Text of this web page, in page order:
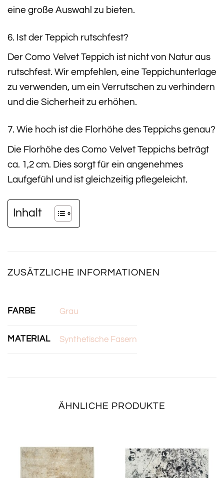
eine große Auswahl zu bieten.
6. Ist der Teppich rutschfest?
Der Como Velvet Teppich ist nicht von Natur aus
rutschfest. Wir empfehlen, eine Teppichunterlage
zu verwenden, um ein Verrutschen zu verhindern
und die Sicherheit zu erhöhen.
7. Wie hoch ist die Florhöhe des Teppichs genau?
Die Florhöhe des Como Velvet Teppichs beträgt
ca. 1,2 cm. Dies sorgt für ein angenehmes
Laufgefühl und ist gleichzeitig pflegeleicht.
Inhalt
ZUSÄTZLICHE INFORMATIONEN
FARBE Grau
MATERIAL Synthetische Fasern
ÄHNLICHE PRODUKTE